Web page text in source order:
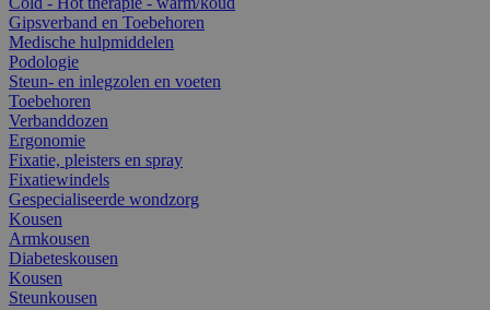
Gipsverband en Toebehoren
Medische hulpmiddelen
Podologie
Steun- en inlegzolen en voeten
Toebehoren
Verbanddozen
Ergonomie
Fixatie, pleisters en spray
Fixatiewindels
Gespecialiseerde wondzorg
Kousen
Armkousen
Diabeteskousen
Kousen
Steunkousen